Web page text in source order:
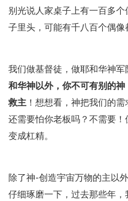
别光说人家桌子上有一百多
子里头，可能有千八百个偶像
我们做基督徒，做耶和华神军
和华神以外，你不可有别的
救主 ！想想看，神把我们的
还需要怕你老板吗？不需要！
变成杠精。
除了神-创造宇宙万物的主以
仔细琢磨一下，过去那些年，